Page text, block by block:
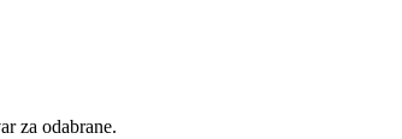
za odabrane.